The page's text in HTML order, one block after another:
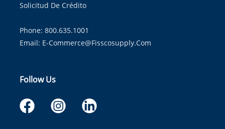
Solicitud De Crédito
Phone: 800.635.1001
Email: E-Commerce@fisscosupply.com
Follow Us